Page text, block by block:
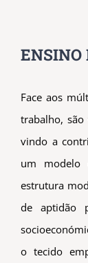
ENSINO
Face aos
trabalho,
vindo a
um modelo
estrutura
de aptidão
o tecido